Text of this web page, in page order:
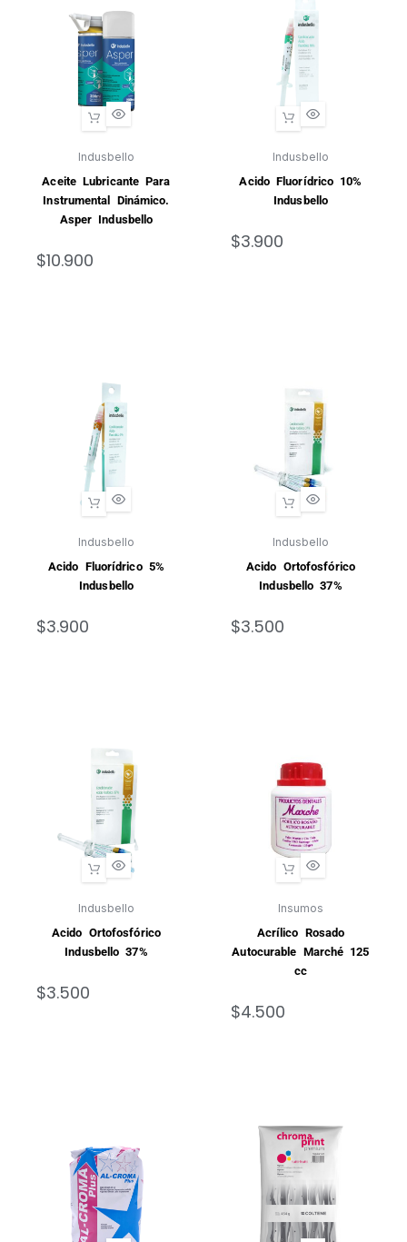
Indusbello
Aceite Lubricante Para
Instrumental Dinámico.
Asper Indusbello
$10.900
Indusbello
Acido Fluorídrico 10%
Indusbello
$3.900
Indusbello
Acido Fluorídrico 5%
Indusbello
$3.900
Indusbello
Acido Ortofosfórico
Indusbello 37%
$3.500
Indusbello
Acido Ortofosfórico
Indusbello 37%
$3.500
Insumos
Acrílico Rosado
Autocurable Marché 125
cc
$4.500